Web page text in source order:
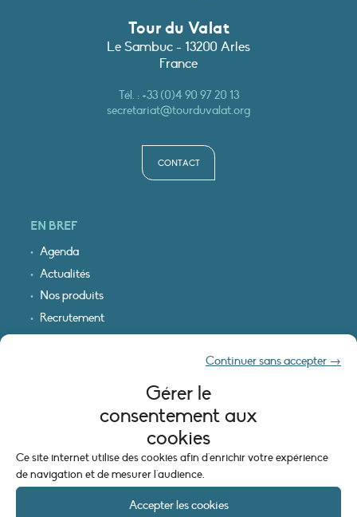
Gérer le
consentement aux
cookies
Ce site internet utilise des cookies afin d'enrichir votre expérience
de navigation et de mesurer l'audience.
Accepter les cookies
Continuer sans accepter →
Tour du Valat
Le Sambuc - 13200 Arles
France
Tél. :+33 (0)4 90 97 20 13
secretariat@tourduvalat.org
CONTACT
EN BREF
Agenda
Actualités
Nos produits
Recrutement
INFORMATIONS LÉGALES
Mentions légales
Politique de cookies (UE)